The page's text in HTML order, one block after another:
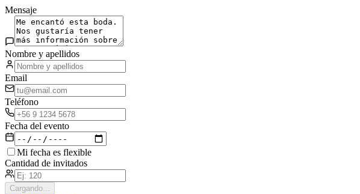
Mensaje
Nombre y apellidos
Email
Teléfono
Fecha del evento
Mi fecha es flexible
Cantidad de invitados
Cargando...